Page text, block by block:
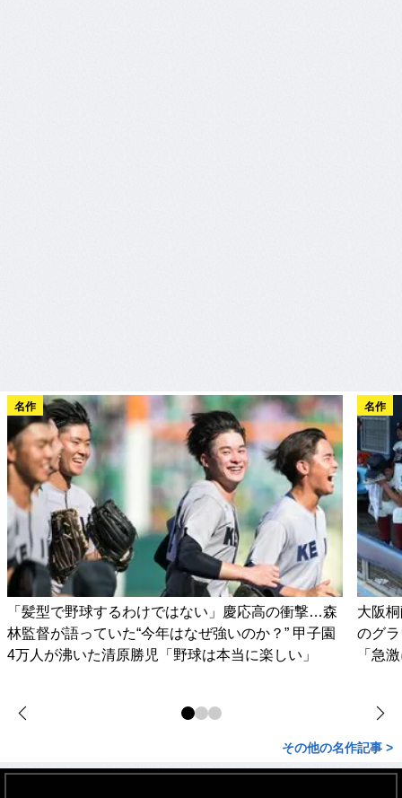
名作
「髪型で野球するわけではない」慶応高の衝撃…森
林監督が語っていた“今年はなぜ強いのか？” 甲子園
4万人が沸いた清原勝児「野球は本当に楽しい」
名作
大阪
のグ
「急
その他の名作記事 >